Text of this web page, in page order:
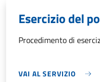
Esercizio del
Procedimento di
VAI AL SERVIZIO